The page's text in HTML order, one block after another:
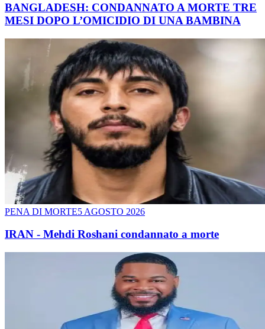
BANGLADESH: CONDANNATO A MORTE TRE
MESI DOPO L’OMICIDIO DI UNA BAMBINA
PENA DI MORTE5 AGOSTO 2026
IRAN - Mehdi Roshani condannato a morte